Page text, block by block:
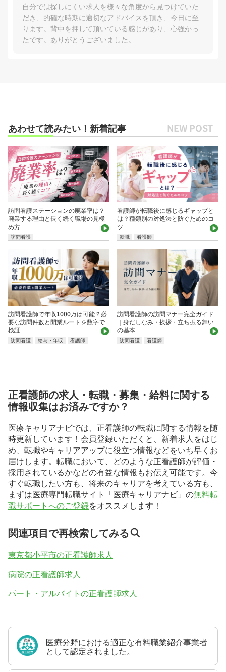
自分では探しにくい求人を様々な角度から見つけていた
だき、的確な時期に適切なアドバイスを頂き、今日に至
ります。背中を押して頂いている感じがあり、心強かっ
たです。ありがとうございました。
あわせて読みたい！新着記事
訪問看護ステーションの廃業率は？
廃業する理由と長く続く職場の見極
め方
訪問看護
看護師が転職後に感じるギャップと
は？種類別の対処法と防ぐためのコ
ツ
転職 看護師
訪問看護師で年収1000万は可能？必
要な訪問件数と開業ルートを数字で
検証
訪問看護 給与・年収 看護師
訪問看護師の訪問マナー完全ガイド
｜身だしなみ・挨拶・立ち振る舞い
の基本
訪問看護 看護師
正看護師の求人・転職・募集・給料に関する
情報収集はお済みですか？
医療キャリアナビでは、正看護師の転職に関する情報を随
時更新しています！会員登録いただくと、新着求人をはじ
め、転職やキャリアアップに役立つ情報などをいち早くお
届けします。転職において、どのような正看護師が評価・
採用されているかなどの有益な情報もお伝え可能です。今
すぐ転職したい方も、将来のキャリアを考えている方も、
まずは医療専門転職サイト「医療キャリアナビ」の無料転
職サポートへのご登録をオススメします！
関連項目で再検索してみる
東京都小平市の正看護師求人
病院の正看護師求人
パート・アルバイトの正看護師求人
医療分野における適正な有料職業紹介事業者
として認定されました。